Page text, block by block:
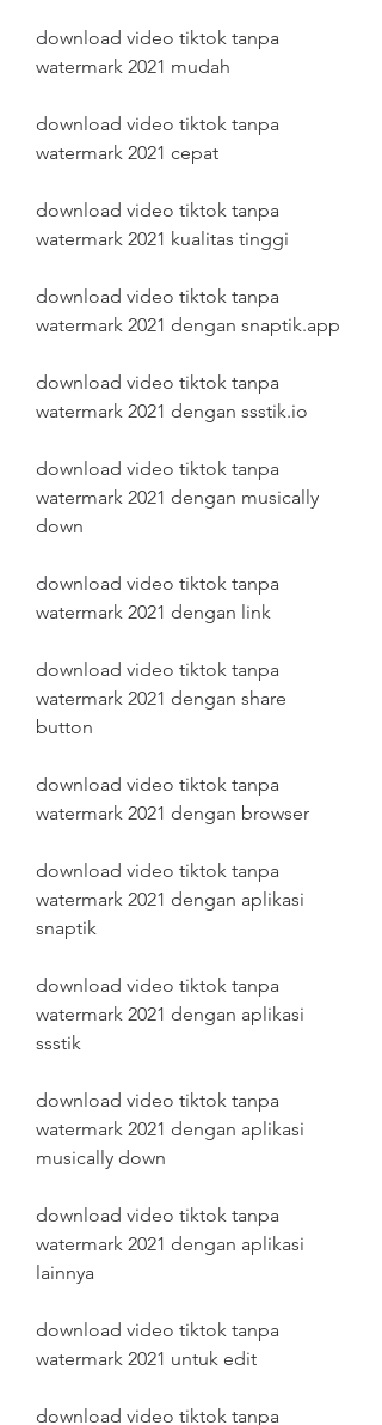
download video tiktok tanpa
watermark 2021 mudah
download video tiktok tanpa
watermark 2021 cepat
download video tiktok tanpa
watermark 2021 kualitas tinggi
download video tiktok tanpa
watermark 2021 dengan snaptik.app
download video tiktok tanpa
watermark 2021 dengan ssstik.io
download video tiktok tanpa
watermark 2021 dengan musically
down
download video tiktok tanpa
watermark 2021 dengan link
download video tiktok tanpa
watermark 2021 dengan share
button
download video tiktok tanpa
watermark 2021 dengan browser
download video tiktok tanpa
watermark 2021 dengan aplikasi
snaptik
download video tiktok tanpa
watermark 2021 dengan aplikasi
ssstik
download video tiktok tanpa
watermark 2021 dengan aplikasi
musically down
download video tiktok tanpa
watermark 2021 dengan aplikasi
lainnya
download video tiktok tanpa
watermark 2021 untuk edit
download video tiktok tanpa